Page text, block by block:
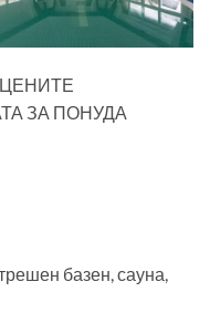
ЗА ПОНУДА
базен, сауна,